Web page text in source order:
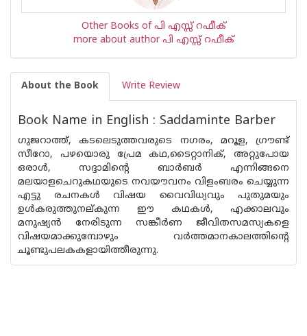
Other Books of പി എസ്സ് റഫീക്‍
more about author പി എസ്സ് റഫീക്‍
About the Book Write Review
Book Name in English : Saddaminte Barber
ഗുജറാത്ത്, കടലെടുത്തവരുടെ നഗരം, മറൂള, ഗ്രൗണ്ട്
സീറോ, പഴയൊരു പ്രേമ കഥ,ടൈറ്റാനിക്, അറ്റുപോയ
ഒരാള്‍, സദ്ദാമിന്റെ ബാര്‍ബര്‍ എന്നിങ്ങനെ
മലയാളചെറുകഥയുടെ നവയൗവനം വിളംബരം ചെയ്യുന്ന
എട്ടു രചനകള്‍ വിഷയ വൈവിധ്യവും പുതുമയും
ഉള്‍കരുത്തുനല്കുന്ന ഈ കഥകള്‍, എക്കാലവും
മനുഷ്യന്‍ നേരിടുന്ന സങ്കീര്‍ണ ജീവിതസമസ്യകളെ
വിഷയമാക്കുമ്പോഴും വര്‍ത്തമാനകാലത്തിന്റെ
ചൂണ്ടുപലകകളായിത്തീരുന്നു.